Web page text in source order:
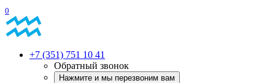
0
+7 (351) 751 10 41
Обратный звонок
Нажмите и мы перезвоним вам